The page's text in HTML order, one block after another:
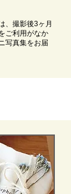
、撮影後3ヶ月
ご利用がなか
写真集をお届